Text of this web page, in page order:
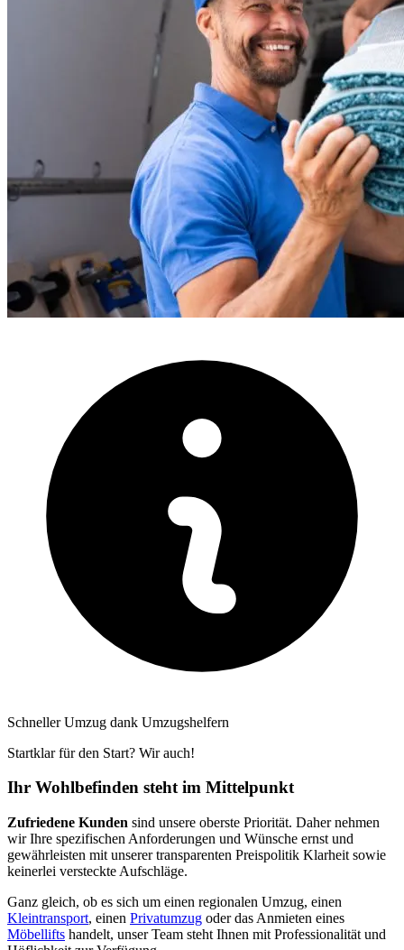
Schneller Umzug dank Umzugshelfern
Startklar für den Start? Wir auch!
Ihr Wohlbefinden steht im Mittelpunkt
Zufriedene Kunden sind unsere oberste Priorität. Daher nehmen
wir Ihre spezifischen Anforderungen und Wünsche ernst und
gewährleisten mit unserer transparenten Preispolitik Klarheit sowie
keinerlei versteckte Aufschläge.
Ganz gleich, ob es sich um einen regionalen Umzug, einen
Kleintransport, einen Privatumzug oder das Anmieten eines
Möbellifts handelt, unser Team steht Ihnen mit Professionalität und